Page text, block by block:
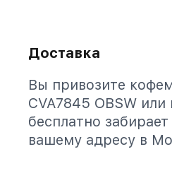
Доставка
Вы привозите
CVA7845 OBSW или
бесплатно
вашему адресу в